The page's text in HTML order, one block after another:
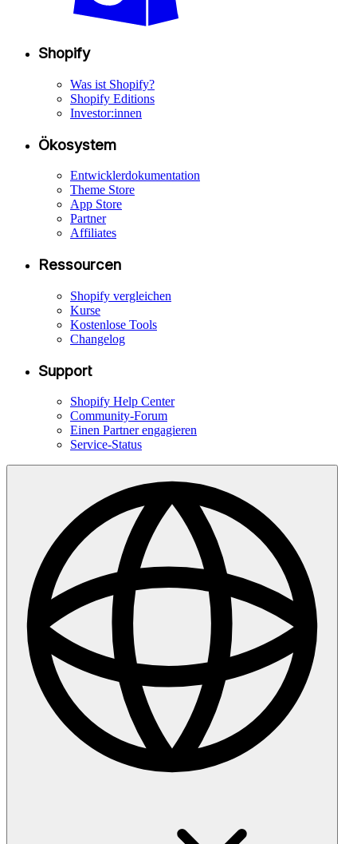
Shopify
Was ist Shopify?
Shopify Editions
Investor:innen
Ökosystem
Entwicklerdokumentation
Theme Store
App Store
Partner
Affiliates
Ressourcen
Shopify vergleichen
Kurse
Kostenlose Tools
Changelog
Support
Shopify Help Center
Community-Forum
Einen Partner engagieren
Service-Status